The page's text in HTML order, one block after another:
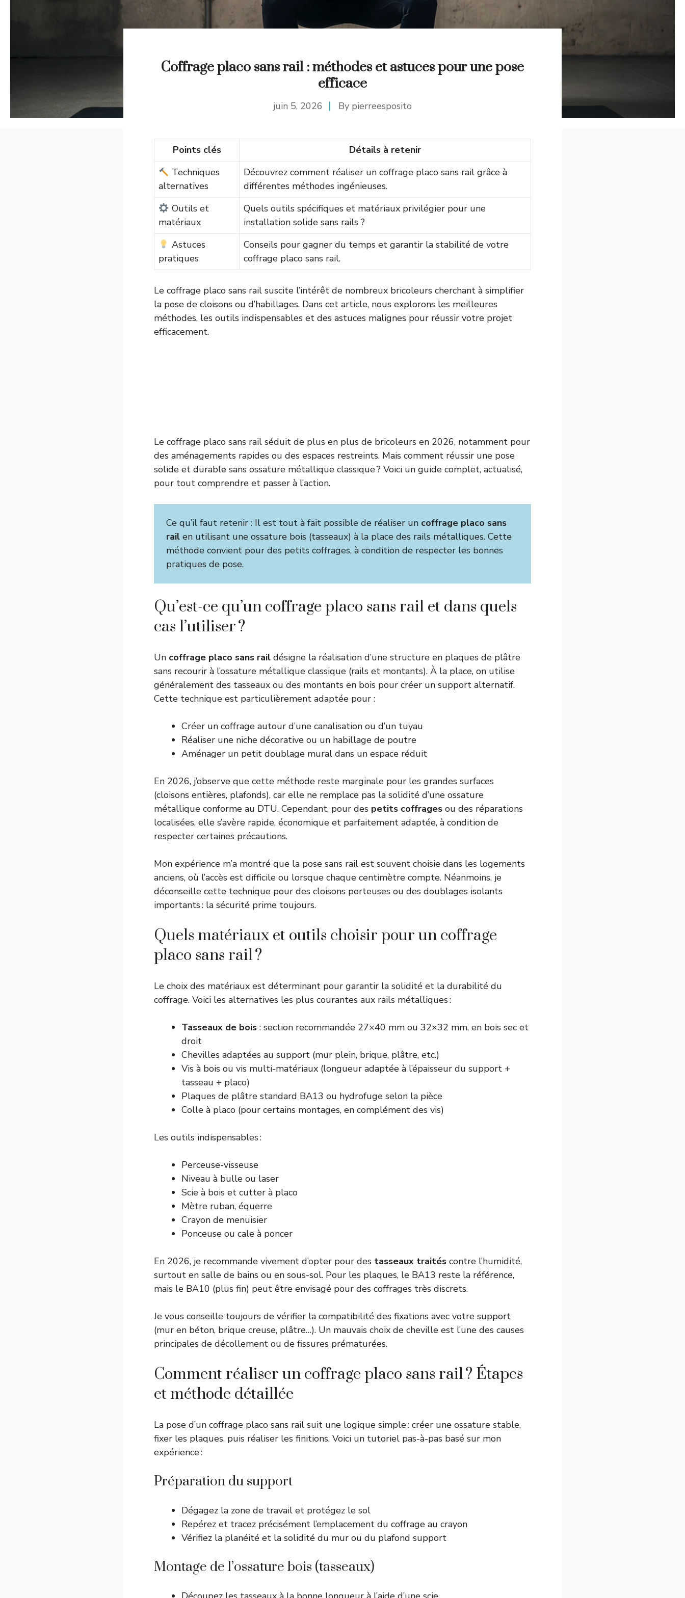
Coffrage placo sans rail : méthodes et astuces pour une pose
efficace
juin 5, 2026 By pierreesposito
Points clés
Détails à retenir
Techniques
alternatives
Découvrez comment réaliser un coffrage placo sans rail grâce à
différentes méthodes ingénieuses.
Outils et
matériaux
Quels outils spécifiques et matériaux privilégier pour une
installation solide sans rails ?
Astuces
pratiques
Conseils pour gagner du temps et garantir la stabilité de votre
coffrage placo sans rail.
Le coffrage placo sans rail suscite l’intérêt de nombreux bricoleurs cherchant à simplifier
la pose de cloisons ou d’habillages. Dans cet article, nous explorons les meilleures
méthodes, les outils indispensables et des astuces malignes pour réussir votre projet
efficacement.
Le coffrage placo sans rail séduit de plus en plus de bricoleurs en 2026, notamment pour
des aménagements rapides ou des espaces restreints. Mais comment réussir une pose
solide et durable sans ossature métallique classique ? Voici un guide complet, actualisé,
pour tout comprendre et passer à l’action.
Ce qu’il faut retenir : Il est tout à fait possible de réaliser un coffrage placo sans
rail en utilisant une ossature bois (tasseaux) à la place des rails métalliques. Cette
méthode convient pour des petits coffrages, à condition de respecter les bonnes
pratiques de pose.
Qu’est-ce qu’un coffrage placo sans rail et dans quels
cas l’utiliser ?
Un coffrage placo sans rail désigne la réalisation d’une structure en plaques de plâtre
sans recourir à l’ossature métallique classique (rails et montants). À la place, on utilise
généralement des tasseaux ou des montants en bois pour créer un support alternatif.
Cette technique est particulièrement adaptée pour :
Créer un coffrage autour d’une canalisation ou d’un tuyau
Réaliser une niche décorative ou un habillage de poutre
Aménager un petit doublage mural dans un espace réduit
En 2026, j’observe que cette méthode reste marginale pour les grandes surfaces
(cloisons entières, plafonds), car elle ne remplace pas la solidité d’une ossature
métallique conforme au DTU. Cependant, pour des petits coffrages ou des réparations
localisées, elle s’avère rapide, économique et parfaitement adaptée, à condition de
respecter certaines précautions.
Mon expérience m’a montré que la pose sans rail est souvent choisie dans les logements
anciens, où l’accès est difficile ou lorsque chaque centimètre compte. Néanmoins, je
déconseille cette technique pour des cloisons porteuses ou des doublages isolants
importants : la sécurité prime toujours.
Quels matériaux et outils choisir pour un coffrage
placo sans rail ?
Le choix des matériaux est déterminant pour garantir la solidité et la durabilité du
coffrage. Voici les alternatives les plus courantes aux rails métalliques :
Tasseaux de bois : section recommandée 27×40 mm ou 32×32 mm, en bois sec et
droit
Chevilles adaptées au support (mur plein, brique, plâtre, etc.)
Vis à bois ou vis multi-matériaux (longueur adaptée à l’épaisseur du support +
tasseau + placo)
Plaques de plâtre standard BA13 ou hydrofuge selon la pièce
Colle à placo (pour certains montages, en complément des vis)
Les outils indispensables :
Perceuse-visseuse
Niveau à bulle ou laser
Scie à bois et cutter à placo
Mètre ruban, équerre
Crayon de menuisier
Ponceuse ou cale à poncer
En 2026, je recommande vivement d’opter pour des tasseaux traités contre l’humidité,
surtout en salle de bains ou en sous-sol. Pour les plaques, le BA13 reste la référence,
mais le BA10 (plus fin) peut être envisagé pour des coffrages très discrets.
Je vous conseille toujours de vérifier la compatibilité des fixations avec votre support
(mur en béton, brique creuse, plâtre…). Un mauvais choix de cheville est l’une des causes
principales de décollement ou de fissures prématurées.
Comment réaliser un coffrage placo sans rail ? Étapes
et méthode détaillée
La pose d’un coffrage placo sans rail suit une logique simple : créer une ossature stable,
fixer les plaques, puis réaliser les finitions. Voici un tutoriel pas-à-pas basé sur mon
expérience :
Préparation du support
Dégagez la zone de travail et protégez le sol
Repérez et tracez précisément l’emplacement du coffrage au crayon
Vérifiez la planéité et la solidité du mur ou du plafond support
Montage de l’ossature bois (tasseaux)